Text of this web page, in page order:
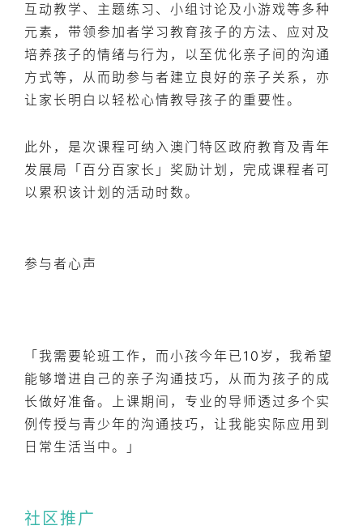
互动教学、主题练习、小组讨论及小游戏等多种
元素，带领参加者学习教育孩子的方法、应对及
培养孩子的情绪与行为，以至优化亲子间的沟通
方式等，从而助参与者建立良好的亲子关系，亦
让家长明白以轻松心情教导孩子的重要性。
此外，是次课程可纳入澳门特区政府教育及青年
发展局「百分百家长」奖励计划，完成课程者可
以累积该计划的活动时数。
参与者心声
「我需要轮班工作，而小孩今年已10岁，我希望
能够增进自己的亲子沟通技巧，从而为孩子的成
长做好准备。上课期间，专业的导师透过多个实
例传授与青少年的沟通技巧，让我能实际应用到
日常生活当中。」
社区推广